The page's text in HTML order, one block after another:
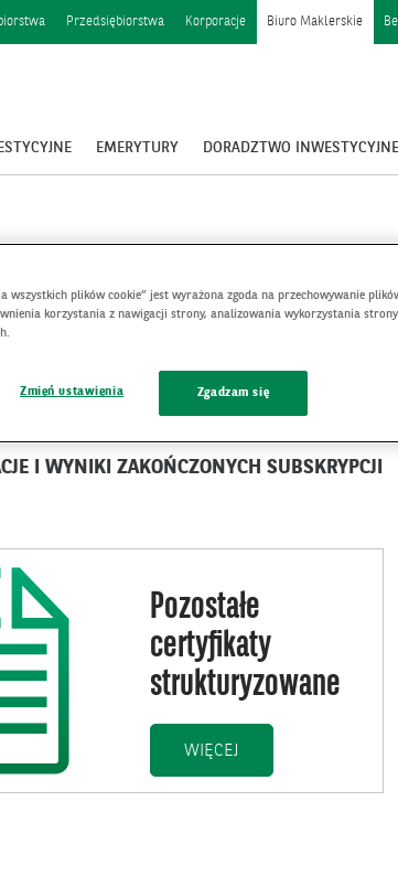
Przedsiębiorstwa Korporacje Biuro Maklerskie
EMERYTURY DORADZTWO INWESTYCYJNE
PRODUKTY STRUKTURYZOWANE
I WYNIKI ZAKOŃCZONYCH SUBSKRYPCJI
Pozostałe
certyfikaty
strukturyzowane
WIĘCEJ
wszystkich plików cookie” jest wyrażona zgoda na przechowywanie
korzystania z nawigacji strony, analizowania wykorzystania
Zmień ustawienia Zgadzam się